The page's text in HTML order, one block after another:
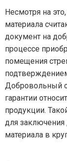
Несмотря на
материала
документ на
процессе
помещения
Добровольный
гарантии
продукции.
для
материала в